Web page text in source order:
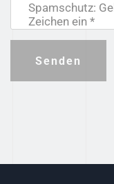
Spamschutz:
Zeichen ein *
Senden